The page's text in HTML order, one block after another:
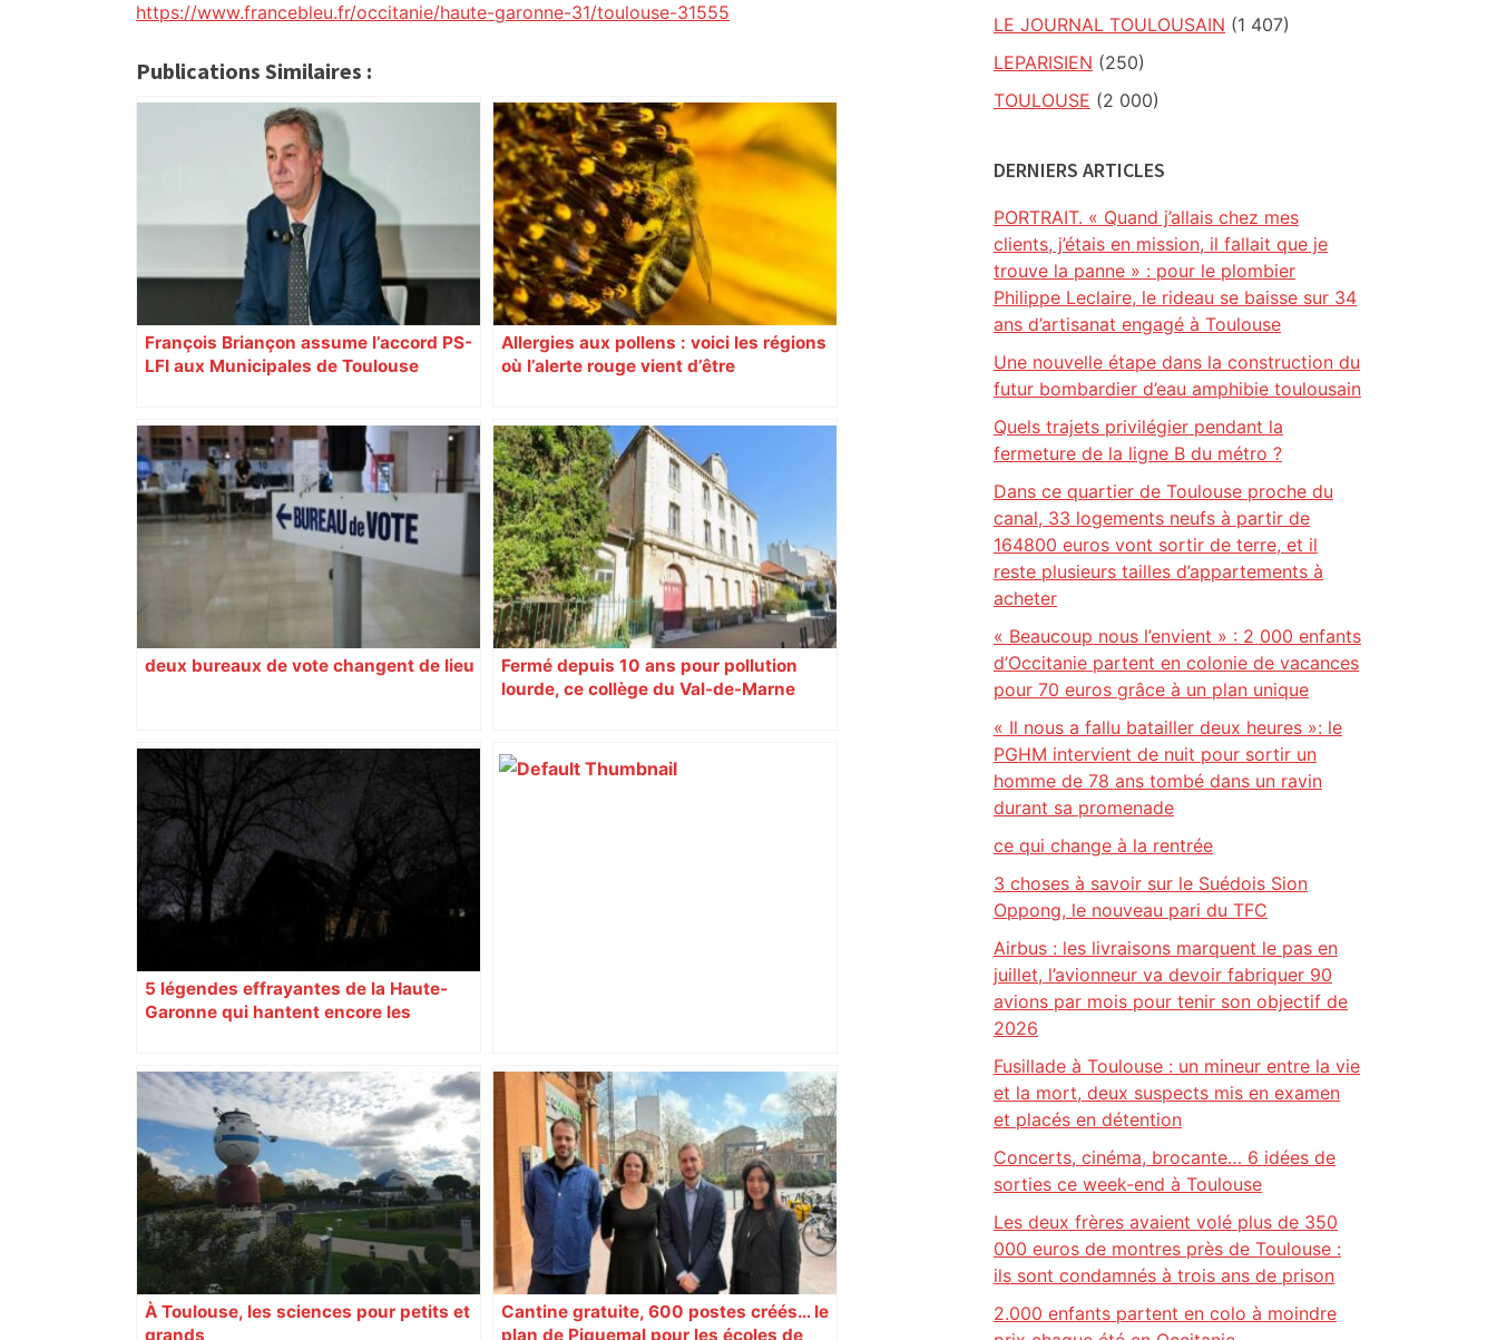
https://www.francebleu.fr/occitanie/haute-garonne-31/toulouse-31555
Publications Similaires :
François Briançon assume l’accord PS-
LFI aux Municipales de Toulouse
Allergies aux pollens : voici les régions
où l’alerte rouge vient d’être
deux bureaux de vote changent de lieu
Fermé depuis 10 ans pour pollution
lourde, ce collège du Val-de-Marne
5 légendes effrayantes de la Haute-
Garonne qui hantent encore les
Capilla en bleu ciel pour combien de
temps encore ? Toulouse et l'UBB aux
aguets – Rugbynistere
À Toulouse, les sciences pour petits et
grands
Cantine gratuite, 600 postes créés… le
plan de Piquemal pour les écoles de
LE JOURNAL TOULOUSAIN (1 407)
LEPARISIEN (250)
TOULOUSE (2 000)
DERNIERS ARTICLES
PORTRAIT. « Quand j’allais chez mes
clients, j’étais en mission, il fallait que je
trouve la panne » : pour le plombier
Philippe Leclaire, le rideau se baisse sur 34
ans d’artisanat engagé à Toulouse
Une nouvelle étape dans la construction du
futur bombardier d’eau amphibie toulousain
Quels trajets privilégier pendant la
fermeture de la ligne B du métro ?
Dans ce quartier de Toulouse proche du
canal, 33 logements neufs à partir de
164800 euros vont sortir de terre, et il
reste plusieurs tailles d’appartements à
acheter
« Beaucoup nous l’envient » : 2 000 enfants
d’Occitanie partent en colonie de vacances
pour 70 euros grâce à un plan unique
« Il nous a fallu batailler deux heures »: le
PGHM intervient de nuit pour sortir un
homme de 78 ans tombé dans un ravin
durant sa promenade
ce qui change à la rentrée
3 choses à savoir sur le Suédois Sion
Oppong, le nouveau pari du TFC
Airbus : les livraisons marquent le pas en
juillet, l’avionneur va devoir fabriquer 90
avions par mois pour tenir son objectif de
2026
Fusillade à Toulouse : un mineur entre la vie
et la mort, deux suspects mis en examen
et placés en détention
Concerts, cinéma, brocante… 6 idées de
sorties ce week-end à Toulouse
Les deux frères avaient volé plus de 350
000 euros de montres près de Toulouse :
ils sont condamnés à trois ans de prison
2.000 enfants partent en colo à moindre